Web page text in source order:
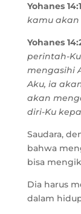
Yohanes
kamu akan
Yohanes
perintah-
mengasihi
Aku, ia
akan
diri-Ku
Saudara,
bahwa
bisa
Dia harus
dalam